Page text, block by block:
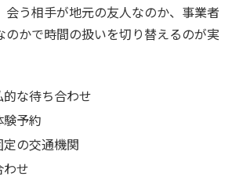
会う相手が地元の友人なのか、事業者
のかで時間の扱いを切り替えるのが実
な待ち合わせ
予約
の交通機関
せ